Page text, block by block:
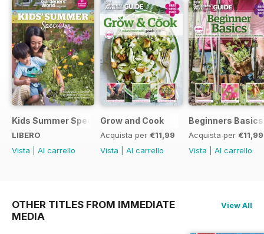
Kids Summer Special
LIBERO
Vista
Al carrello
Grow and Cook
Acquista per €11,99
Vista
Al carrello
Beginners Basics
Acquista per €11,99
Vista
Al carrello
OTHER TITLES FROM IMMEDIATE
MEDIA
View All